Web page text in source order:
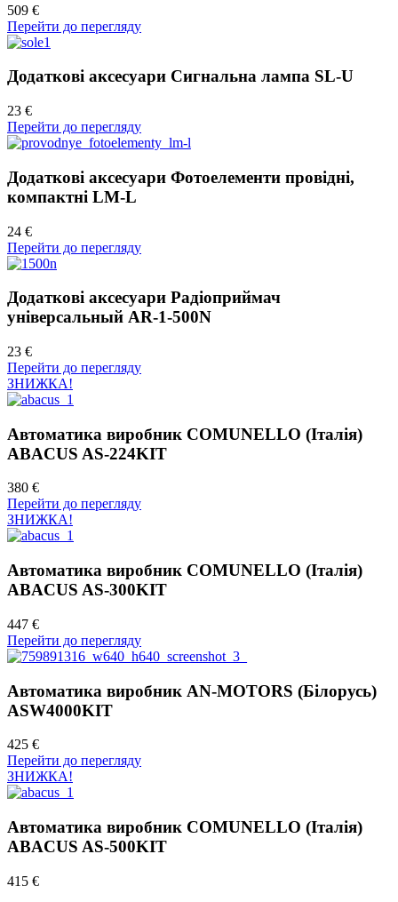
509 €
Перейти до перегляду
Додаткові аксесуари Сигнальна лампа SL-U
23 €
Перейти до перегляду
Додаткові аксесуари Фотоелементи провідні,
компактні LM-L
24 €
Перейти до перегляду
Додаткові аксесуари Радіоприймач
універсальный AR-1-500N
23 €
Перейти до перегляду
ЗНИЖКА!
Автоматика виробник COMUNELLO (Італія)
ABACUS AS-224KIT
380 €
Перейти до перегляду
ЗНИЖКА!
Автоматика виробник COMUNELLO (Італія)
ABACUS AS-300KIT
447 €
Перейти до перегляду
Автоматика виробник AN-MOTORS (Білорусь)
ASW4000KIT
425 €
Перейти до перегляду
ЗНИЖКА!
Автоматика виробник COMUNELLO (Італія)
ABACUS AS-500KIT
415 €